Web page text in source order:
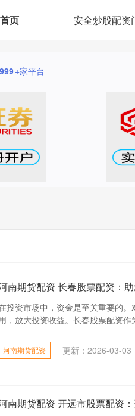
首页 安全炒股配资
999+家平台
南期货配资 长春股票配资：
投资市场中，资金是至关重要的
，放大投资收益。长春股票配资
河南期货配资 更新：2026-03-03
南期货配资 开远市股票配资